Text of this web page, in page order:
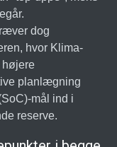
dog
hvor Klima-
højere
planlægning
mål ind i
reserve.